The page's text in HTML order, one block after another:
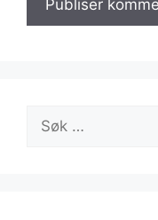
Søk
etter: